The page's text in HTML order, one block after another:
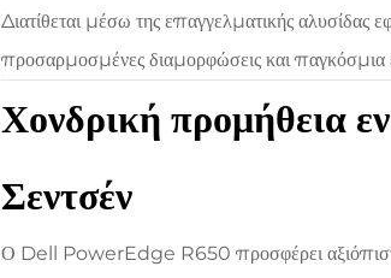
Διατίθεται μέσω της επαγγελματικής αλυσίδας
προσαρμοσμένες διαμορφώσεις και παγκόσμια
Χονδρική προμήθεια
Σεντσέν
Ο Dell PowerEdge R650 προσφέρει αξιόπιστη